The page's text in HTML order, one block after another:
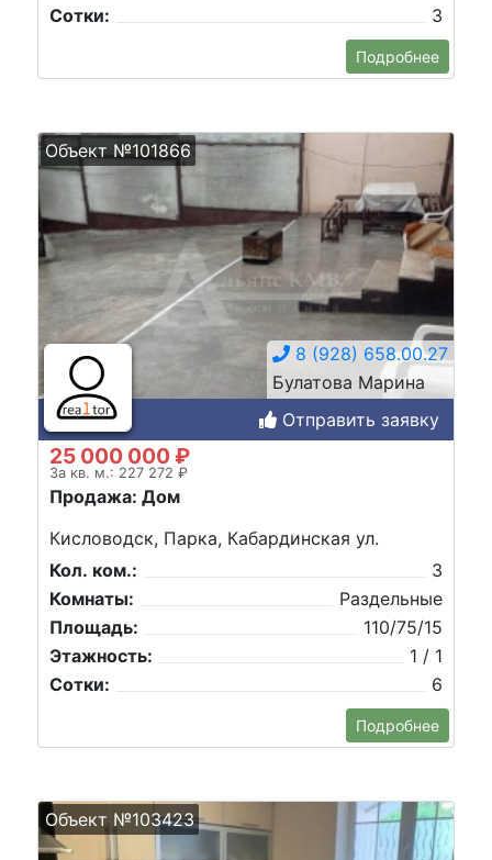
Сотки:
3
Подробнее
Объект №101866
8 (928) 658.00.27
Булатова Марина
Отправить заявку
25 000 000 ₽
За кв. м.: 227 272 ₽
Продажа: Дом
Кисловодск, Парка, Кабардинская ул.
Кол. ком.:
3
Комнаты:
Раздельные
Площадь:
110/75/15
Этажность:
1 / 1
Сотки:
6
Подробнее
Объект №103423